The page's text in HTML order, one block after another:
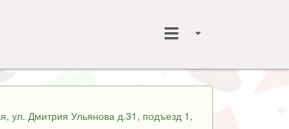
ул. Дмитрия Ульянова д.31, подъезд 1,